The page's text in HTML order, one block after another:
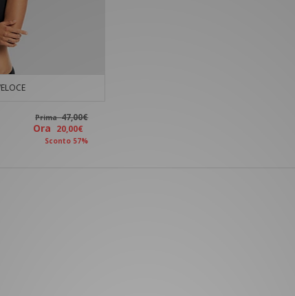
Prima47,00€
Ora 20,00€
Sconto 57%